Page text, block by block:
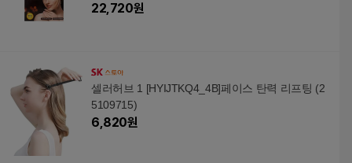
22,720원
셀러허브 1 [HYIJTKQ4_4B]페이스 탄력 리프팅 (2
5109715)
6,820원